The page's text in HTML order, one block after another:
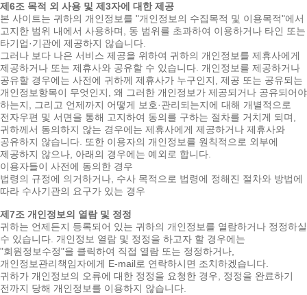
제6조 목적 외 사용 및 제3자에 대한 제공
본 사이트는 귀하의 개인정보를 "개인정보의 수집목적 및 이용목적"에서
고지한 범위 내에서 사용하며, 동 범위를 초과하여 이용하거나 타인 또는
타기업·기관에 제공하지 않습니다.
그러나 보다 나은 서비스 제공을 위하여 귀하의 개인정보를 제휴사에게
제공하거나 또는 제휴사와 공유할 수 있습니다. 개인정보를 제공하거나
공유할 경우에는 사전에 귀하께 제휴사가 누구인지, 제공 또는 공유되는
개인정보항목이 무엇인지, 왜 그러한 개인정보가 제공되거나 공유되어야
하는지, 그리고 언제까지 어떻게 보호·관리되는지에 대해 개별적으로
전자우편 및 서면을 통해 고지하여 동의를 구하는 절차를 거치게 되며,
귀하께서 동의하지 않는 경우에는 제휴사에게 제공하거나 제휴사와
공유하지 않습니다. 또한 이용자의 개인정보를 원칙적으로 외부에
제공하지 않으나, 아래의 경우에는 예외로 합니다.
이용자들이 사전에 동의한 경우
법령의 규정에 의거하거나, 수사 목적으로 법령에 정해진 절차와 방법에
따라 수사기관의 요구가 있는 경우
제7조 개인정보의 열람 및 정정
귀하는 언제든지 등록되어 있는 귀하의 개인정보를 열람하거나 정정하실
수 있습니다. 개인정보 열람 및 정정을 하고자 할 경우에는
"회원정보수정"을 클릭하여 직접 열람 또는 정정하거나,
개인정보관리책임자에게 E-mail로 연락하시면 조치하겠습니다.
귀하가 개인정보의 오류에 대한 정정을 요청한 경우, 정정을 완료하기
전까지 당해 개인정보를 이용하지 않습니다.